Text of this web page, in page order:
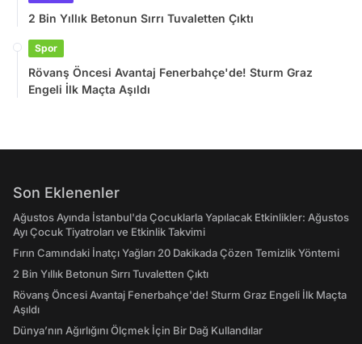
2 Bin Yıllık Betonun Sırrı Tuvaletten Çıktı
Spor
Rövanş Öncesi Avantaj Fenerbahçe'de! Sturm Graz
Engeli İlk Maçta Aşıldı
Son Eklenenler
Ağustos Ayında İstanbul'da Çocuklarla Yapılacak Etkinlikler: Ağustos
Ayı Çocuk Tiyatroları ve Etkinlik Takvimi
Fırın Camındaki İnatçı Yağları 20 Dakikada Çözen Temizlik Yöntemi
2 Bin Yıllık Betonun Sırrı Tuvaletten Çıktı
Rövanş Öncesi Avantaj Fenerbahçe'de! Sturm Graz Engeli İlk Maçta
Aşıldı
Dünya’nın Ağırlığını Ölçmek İçin Bir Dağ Kullandılar